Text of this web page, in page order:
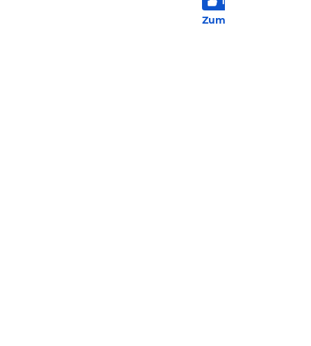
Zum Hotel